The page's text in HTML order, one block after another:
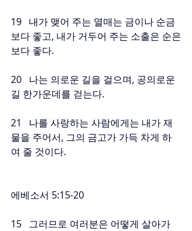
19   내가 맺어 주는 열매는 금이나 순금
보다 좋고, 내가 거두어 주는 소출은 순은
보다 좋다.
20   나는 의로운 길을 걸으며, 공의로운
길 한가운데를 걷는다.
21   나를 사랑하는 사람에게는 내가 재
물을 주어서, 그의 금고가 가득 차게 하
여 줄 것이다.
에베소서 5:15-20
15   그러므로 여러분은 어떻게 살아가